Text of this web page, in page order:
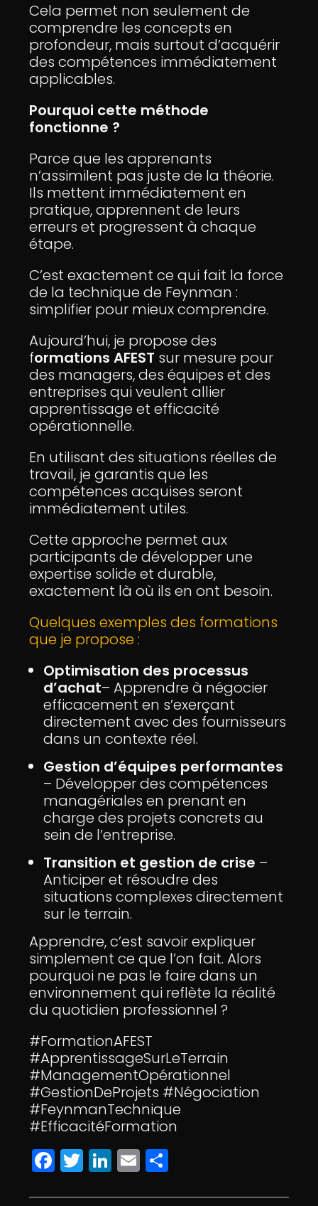
Cela permet non seulement de
comprendre les concepts en
profondeur, mais surtout d’acquérir
des compétences immédiatement
applicables.
Pourquoi cette méthode
fonctionne ?
Parce que les apprenants
n’assimilent pas juste de la théorie.
Ils mettent immédiatement en
pratique, apprennent de leurs
erreurs et progressent à chaque
étape.
C’est exactement ce qui fait la force
de la technique de Feynman :
simplifier pour mieux comprendre.
Aujourd’hui, je propose des
formations AFEST sur mesure pour
des managers, des équipes et des
entreprises qui veulent allier
apprentissage et efficacité
opérationnelle.
En utilisant des situations réelles de
travail, je garantis que les
compétences acquises seront
immédiatement utiles.
Cette approche permet aux
participants de développer une
expertise solide et durable,
exactement là où ils en ont besoin.
Quelques exemples des formations
que je propose :
Optimisation des processus
d’achat– Apprendre à négocier
efficacement en s’exerçant
directement avec des fournisseurs
dans un contexte réel.
Gestion d’équipes performantes
– Développer des compétences
managériales en prenant en
charge des projets concrets au
sein de l’entreprise.
Transition et gestion de crise –
Anticiper et résoudre des
situations complexes directement
sur le terrain.
Apprendre, c’est savoir expliquer
simplement ce que l’on fait. Alors
pourquoi ne pas le faire dans un
environnement qui reflète la réalité
du quotidien professionnel ?
#FormationAFEST
#ApprentissageSurLeTerrain
#ManagementOpérationnel
#GestionDeProjets #Négociation
#FeynmanTechnique
#EfficacitéFormation
F
a
T
w
Li
n
E
m